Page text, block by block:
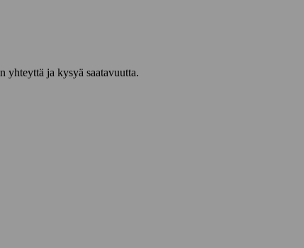
yhteyttä ja kysyä saatavuutta.